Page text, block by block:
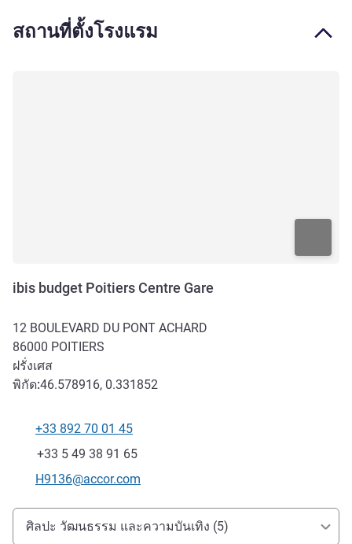
สถานที่ตั้งโรงแรม
ibis budget Poitiers Centre Gare
12 BOULEVARD DU PONT ACHARD
86000 POITIERS
ฝรั่งเศส
พิกัด:46.578916, 0.331852
โทรศัพท์
+33 892 70 01 45
แฟกซ์
+33 5 49 38 91 65
อีเมลติดต่อ
H9136@accor.com
การเข้าถึงและการเดินทาง
ศิลปะ วัฒนธรรม และความบันเทิง (5)